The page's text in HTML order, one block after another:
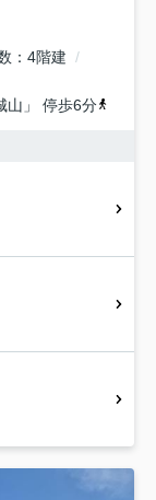
4階建
山」 停歩6分